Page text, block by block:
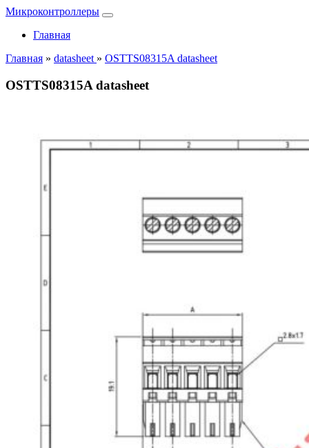
Микроконтроллеры
Главная
Главная » datasheet » OSTTS08315A datasheet
OSTTS08315A datasheet